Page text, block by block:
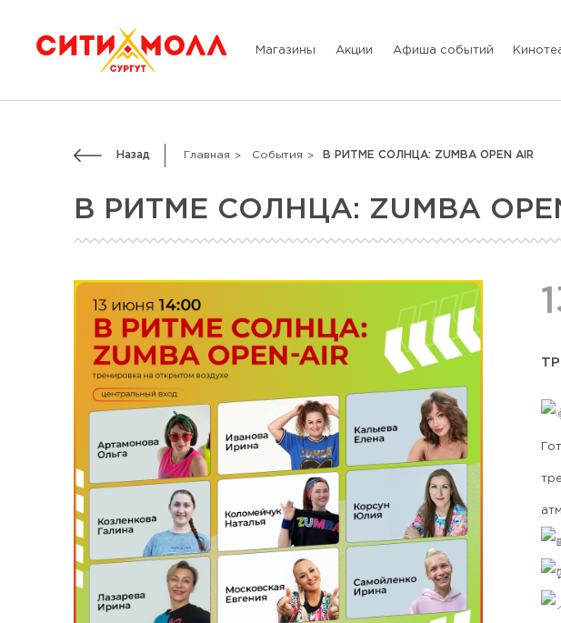
Магазины Акции Афиша событий
Назад Главная События В РИТМЕ СОЛНЦА: ZUMBA OPEN AIR
В РИТМЕ СОЛНЦА: ZUMBA